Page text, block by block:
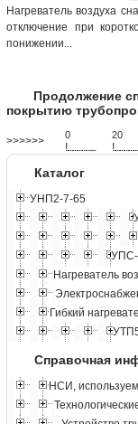
Нагреватель воздуха
отключение при
понижении...
Продолжение
покрытию
>>>>>> 0
!...................
20
!................
Каталог
УНП2-7-65
УПС-
Нагреватель
Гибкий
Справочная
НСИ,